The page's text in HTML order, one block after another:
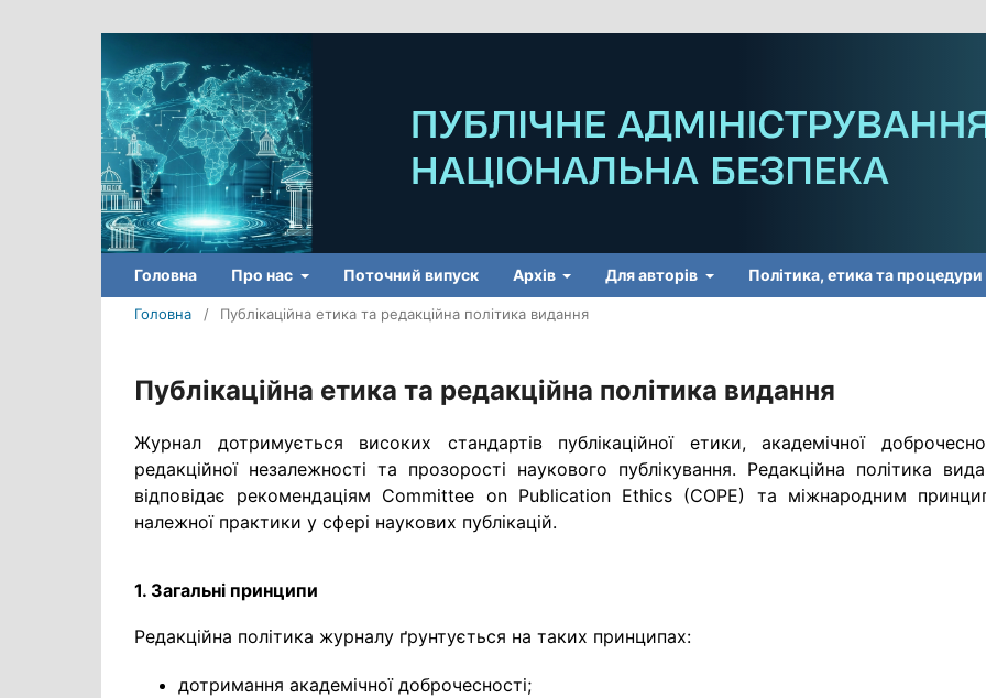
Головна Про нас Поточний випуск Архів Для авторів Політика, етика та процедури
Головна / Публікаційна етика та редакційна політика видання
Публікаційна етика та редакційна політика видання
Журнал дотримується високих стандартів публікаційної етики, академічної
редакційної незалежності та прозорості наукового публікування. Редакційна політика
відповідає рекомендаціям Committee on Publication Ethics (COPE) та міжнародним
належної практики у сфері наукових публікацій.
1. Загальні принципи
Редакційна політика журналу ґрунтується на таких принципах:
дотримання академічної доброчесності;